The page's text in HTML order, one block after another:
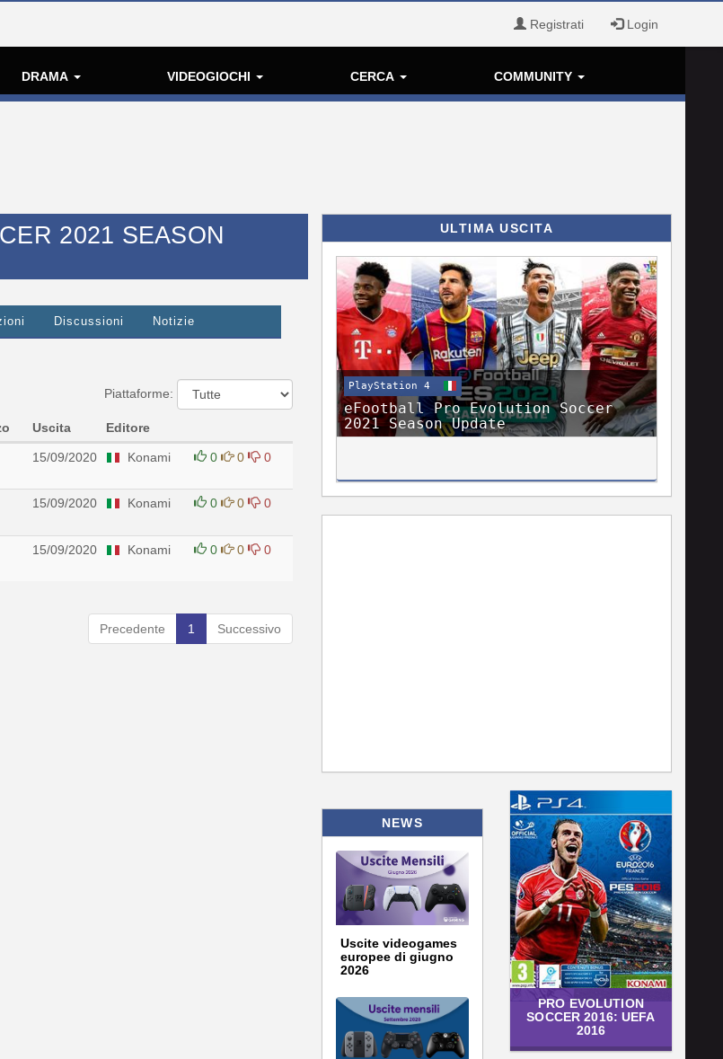
Registrati Login
DRAMA VIDEOGIOCHI CERCA COMMUNITY
2021 SEASON
Discussioni Notizie
Piattaforme:
Uscita Editore
15/09/2020 Konami 0 0 0
15/09/2020 Konami 0 0 0
15/09/2020 Konami 0 0 0
Precedente
1 Successivo
ULTIMA USCITA
PlayStation 4
eFootball Pro Evolution Soccer
2021 Season Update
NEWS
Uscite videogames
europee di giugno
2026
PRO EVOLUTION
SOCCER 2016: UEFA
2016